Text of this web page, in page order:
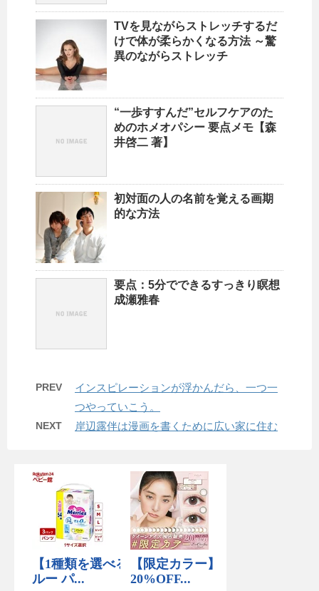
TVを見ながらストレッチするだ
けで体が柔らかくなる方法 ～驚
異のながらストレッチ
“一歩すすんだ”セルフケアのた
めのホメオパシー 要点メモ【森
井啓二 著】
初対面の人の名前を覚える画期
的な方法
要点：5分でできるすっきり瞑想
成瀬雅春
PREV
インスピレーションが浮かんだら、一つ一
つやっていこう。
NEXT 岸辺露伴は漫画を書くために広い家に住む